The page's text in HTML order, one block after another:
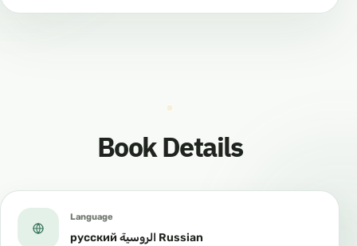
Book Details
Language
русский الروسية Russian